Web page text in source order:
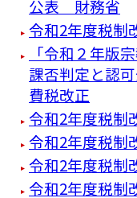
公表 財務省
令和2年度税
「令和２年版
課否判定と認
費税改正
令和2年度税
令和2年度税
令和2年度税
令和2年度税